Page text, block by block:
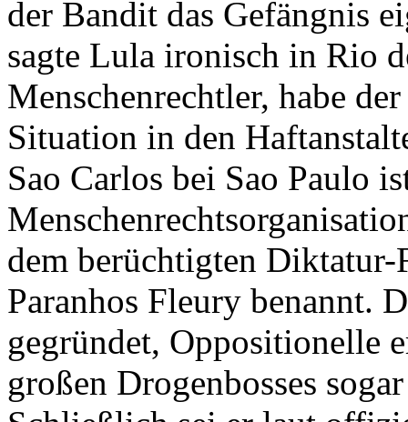
der Bandit das Gefängnis
sagte Lula ironisch in Rio
Menschenrechtler, habe
Situation in den
Sao Carlos bei Sao Paulo
dem berüchtigten
Paranhos Fleury benannt.
gegründet, Oppositionelle
großen Drogenbosses